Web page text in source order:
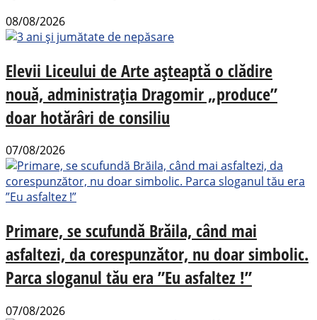
08/08/2026
Elevii Liceului de Arte așteaptă o clădire
nouă, administrația Dragomir „produce”
doar hotărâri de consiliu
07/08/2026
Primare, se scufundă Brăila, când mai
asfaltezi, da corespunzător, nu doar simbolic.
Parca sloganul tău era ”Eu asfaltez !”
07/08/2026